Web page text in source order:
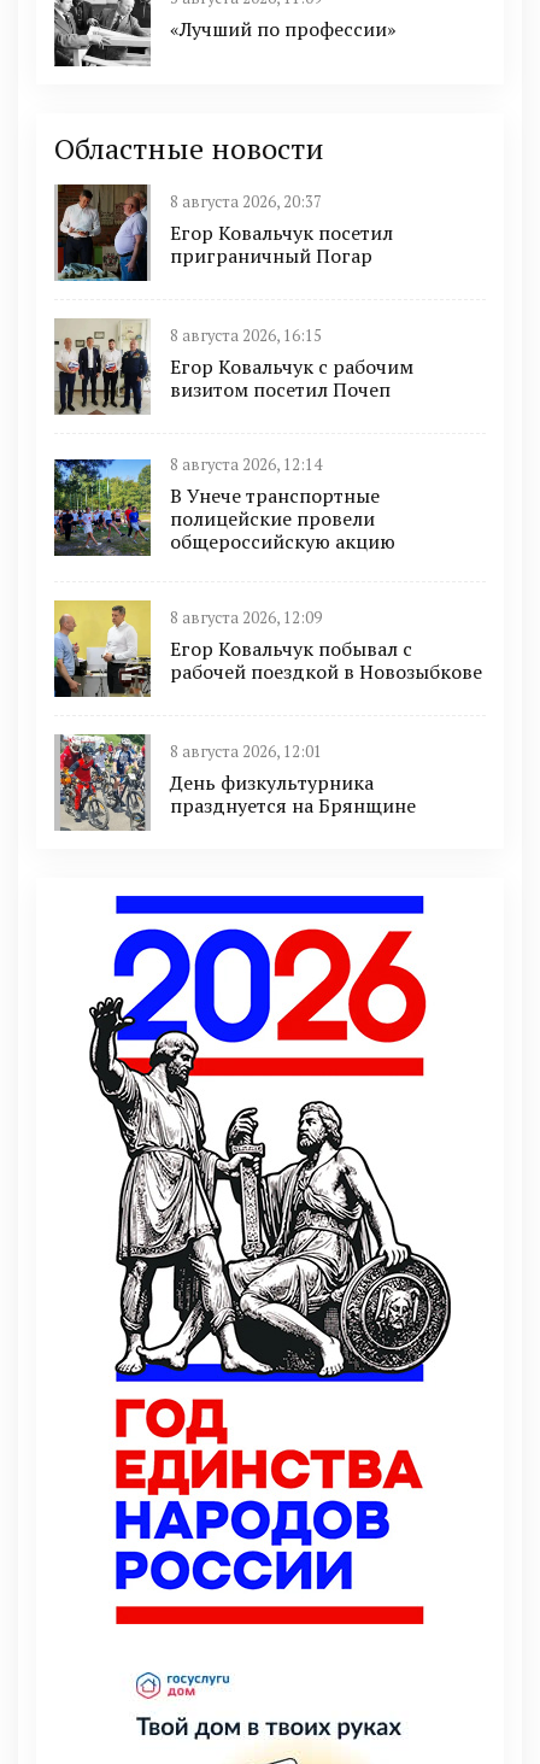
«Лучший по профессии»
Областные новости
8 августа 2026, 20:37
Егор Ковальчук посетил
приграничный Погар
8 августа 2026, 16:15
Егор Ковальчук с рабочим
визитом посетил Почеп
8 августа 2026, 12:14
В Унече транспортные
полицейские провели
общероссийскую акцию
8 августа 2026, 12:09
Егор Ковальчук побывал с
рабочей поездкой в Новозыбкове
8 августа 2026, 12:01
День физкультурника
празднуется на Брянщине